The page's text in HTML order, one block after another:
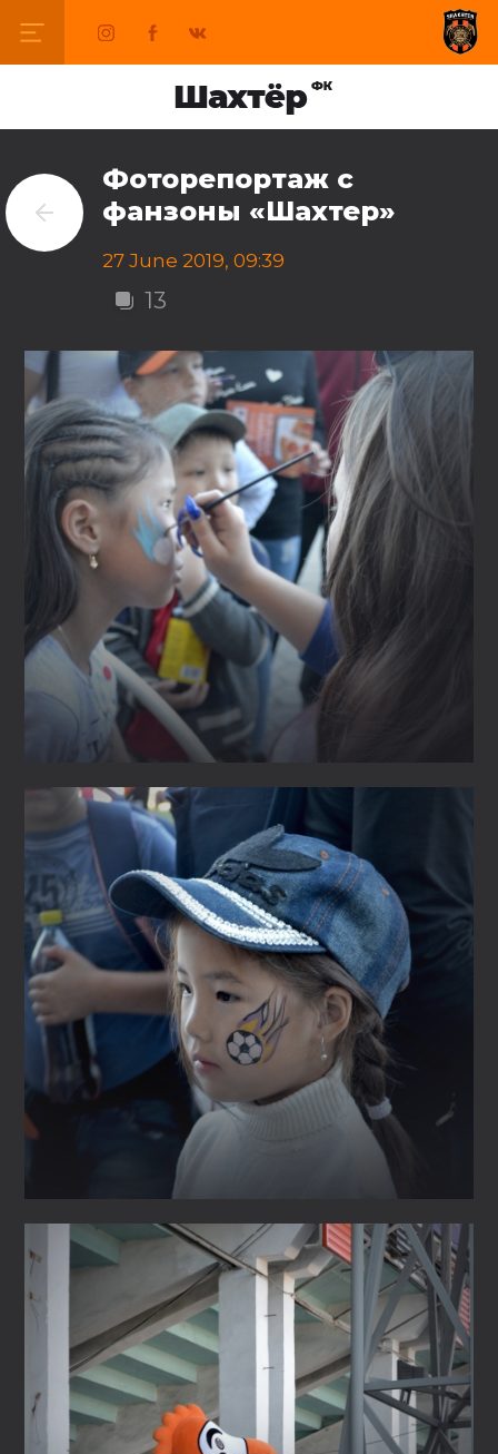
Фоторепортаж с
фанзоны «Шахтер»
27 June 2019, 09:39
13